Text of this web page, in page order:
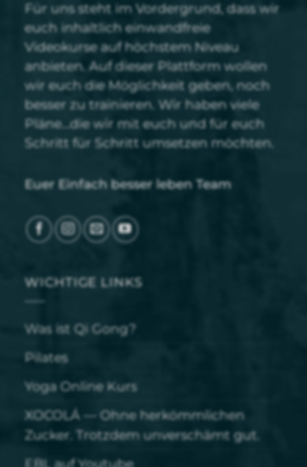
Für uns steht im Vordergrund, dass wir
euch inhaltlich einwandfreie
Videokurse auf höchstem Niveau
anbieten. Auf dieser Plattform wollen
wir euch die Möglichkeit geben, noch
besser zu trainieren. Wir haben viele
Pläne…die wir mit euch und für euch
Schritt für Schritt umsetzen möchten.
Euer Einfach besser leben Team
WICHTIGE LINKS
Was ist Qi Gong?
Pilates
Yoga Online Kurs
XOCOLÁ — Ohne herkömmlichen
Zucker. Trotzdem unverschämt gut.